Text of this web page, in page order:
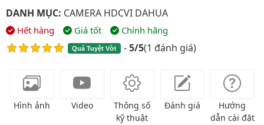
DANH MỤC: CAMERA HDCVI DAHUA
Hết hàng Giá tốt Chính hãng
Quá Tuyệt Vời -5/5(1 đánh giá)
Hình ảnh Video
Thông số
kỹ thuật
Đánh giá
Hướng
dẫn cài đặt